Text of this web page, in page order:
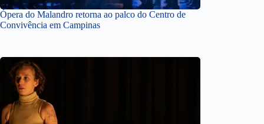
Ópera do Malandro retorna ao palco do Centro de
Convivência em Campinas